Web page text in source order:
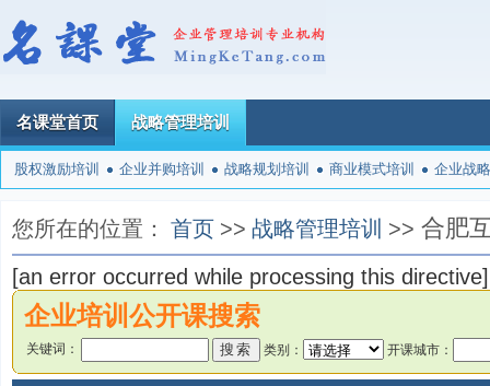
名课堂首页 战略管理培训
股权激励培训 企业并购培训 战略规划培训 商业模式培训 企业战
您所在的位置： 首页 >> 战略管理培训 >> 合肥
[an error occurred while processing this directive]
企业培训公开课搜索
关键词： 类别： 开课城市：